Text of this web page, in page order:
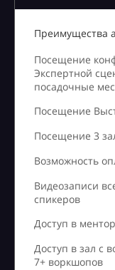
Преимущества
Посещение
Экспертной
посадочные
Посещение
Посещение 3
Возможность
Видеозаписи
спикеров
Доступ в
Доступ в зал с
7+ воркшопов